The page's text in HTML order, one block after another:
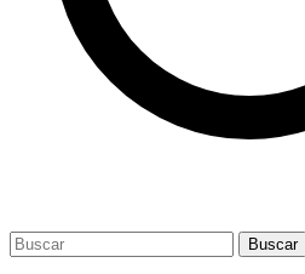
Buscar